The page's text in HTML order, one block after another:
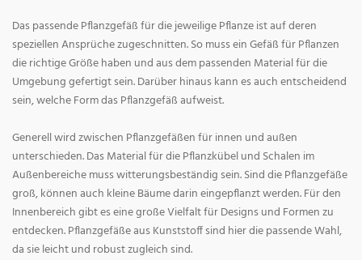
Das passende Pflanzgefäß für die jeweilige Pflanze ist auf deren
speziellen Ansprüche zugeschnitten. So muss ein Gefäß für Pflanzen
die richtige Größe haben und aus dem passenden Material für die
Umgebung gefertigt sein. Darüber hinaus kann es auch entscheidend
sein, welche Form das Pflanzgefäß aufweist.
Generell wird zwischen Pflanzgefäßen für innen und außen
unterschieden. Das Material für die Pflanzkübel und Schalen im
Außenbereiche muss witterungsbeständig sein. Sind die Pflanzgefäße
groß, können auch kleine Bäume darin eingepflanzt werden. Für den
Innenbereich gibt es eine große Vielfalt für Designs und Formen zu
entdecken. Pflanzgefäße aus Kunststoff sind hier die passende Wahl,
da sie leicht und robust zugleich sind.